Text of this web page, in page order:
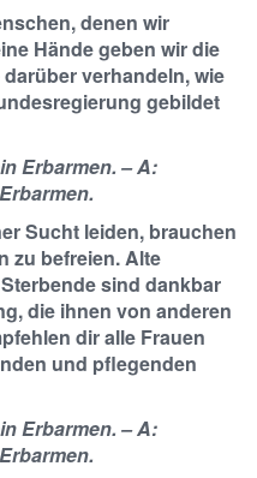
denen wir
Hände geben wir die
verhandeln, wie
gebildet
Erbarmen. – A:
Sucht leiden, brauchen
zu befreien. Alte
sind dankbar
die ihnen von anderen
dir alle Frauen
und pflegenden
Erbarmen. – A: